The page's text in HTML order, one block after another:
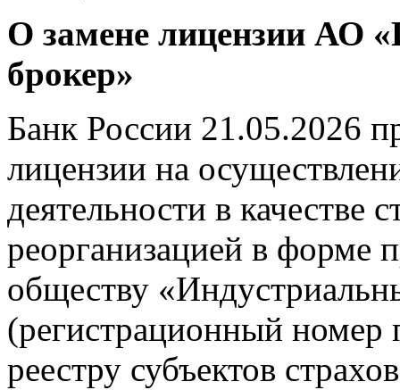
О замене лицензии АО
брокер»
Банк России 21.05.2026
лицензии на
деятельности в качестве
реорганизацией в форме
обществу
(регистрационный номер
реестру субъектов